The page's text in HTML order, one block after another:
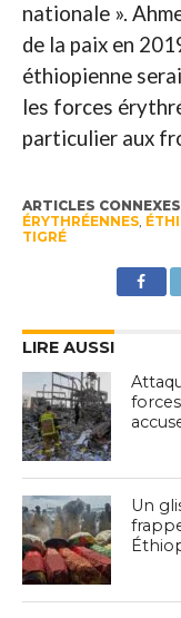
nationale ».
de la paix en
éthiopienne
les forces
particulier aux
ARTICLES CONNEXES
ÉRYTHRÉENNES,
TIGRÉ
LIRE AUSSI
Un